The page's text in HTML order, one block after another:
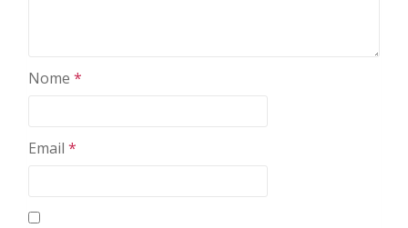
Nome *
Email *